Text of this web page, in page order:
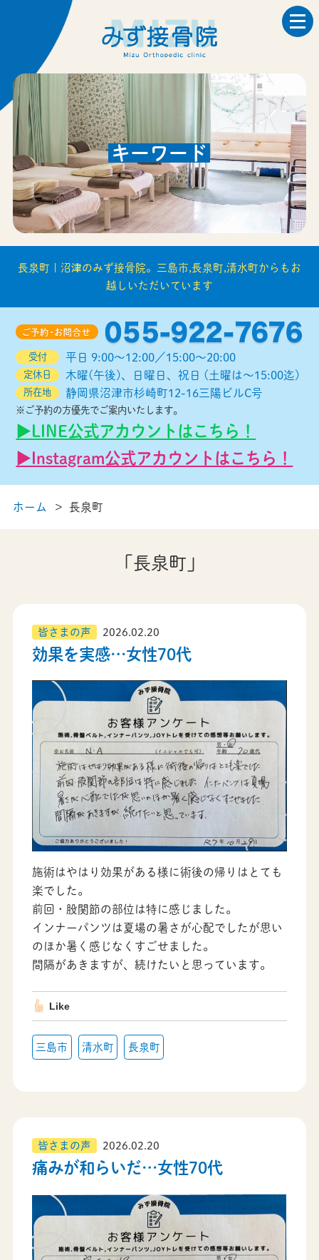
キーワード
長泉町 | 沼津のみず接骨院。三島市,長泉町,清水町からもお
越しいただいています
受付 平日 9:00～12:00／15:00～20:00
定休日 木曜(午後)、日曜日、祝日 (土曜は～15:00迄)
所在地 静岡県沼津市杉崎町12-16三陽ビルC号
※ご予約の方優先でご案内いたします。
▶︎LINE公式アカウントはこちら！
▶︎Instagram公式アカウントはこちら！
ホーム 長泉町
「長泉町」
皆さまの声 2026.02.20
効果を実感…女性70代
施術はやはり効果がある様に術後の帰りはとても
楽でした。
前回・股関節の部位は特に感じました。
インナーパンツは夏場の暑さが心配でしたが思い
のほか暑く感じなくすごせました。
間隔があきますが、続けたいと思っています。
Like
三島市 清水町 長泉町
皆さまの声 2026.02.20
痛みが和らいだ…女性70代